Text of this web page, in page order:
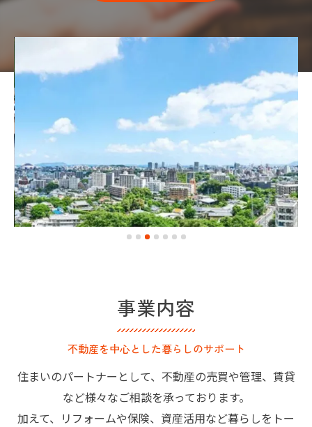
不動産を中心とした暮らしのサポート
事業内容
住まいのパートナーとして、不動産の売買や管理、賃貸
など様々なご相談を承っております。
加えて、リフォームや保険、資産活用など暮らしをトー